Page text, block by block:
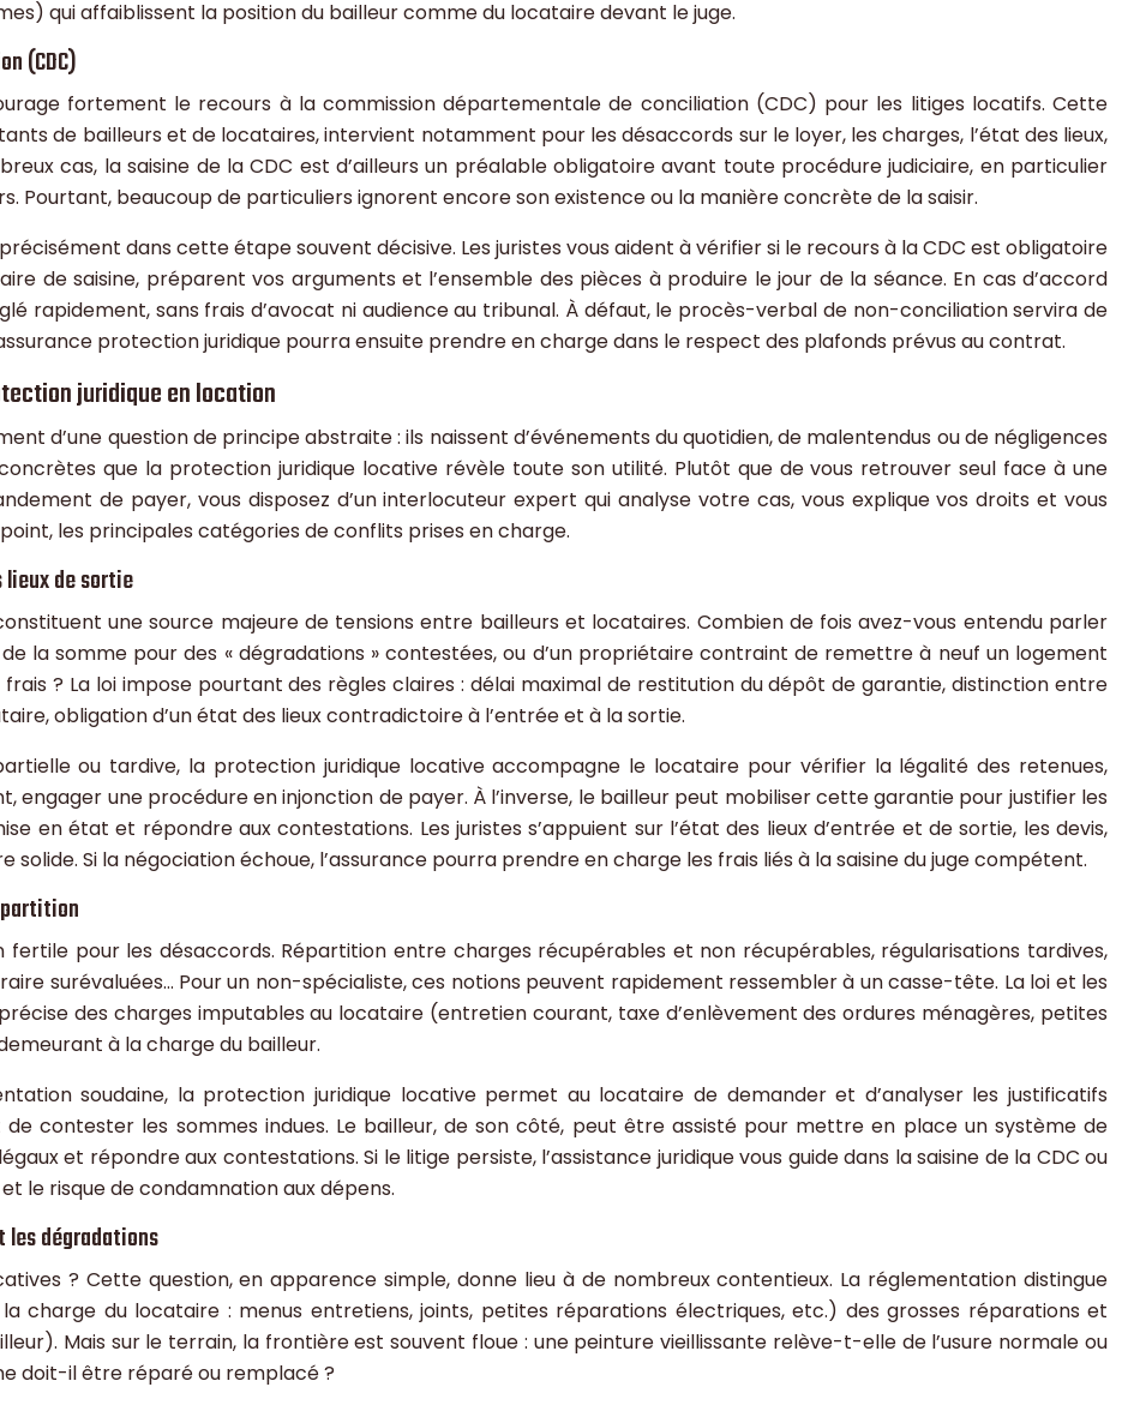
qui affaiblissent la position du bailleur comme du locataire devant le juge.
(CDC)
fortement le recours à la commission départementale de conciliation (CDC) pour les litiges locatifs. Cette
de bailleurs et de locataires, intervient notamment pour les désaccords sur le loyer, les charges, l’état des lieux,
cas, la saisine de la CDC est d’ailleurs un préalable obligatoire avant toute procédure judiciaire, en particulier
Pourtant, beaucoup de particuliers ignorent encore son existence ou la manière concrète de la saisir.
dans cette étape souvent décisive. Les juristes vous aident à vérifier si le recours à la CDC est obligatoire
de saisine, préparent vos arguments et l’ensemble des pièces à produire le jour de la séance. En cas d’accord
rapidement, sans frais d’avocat ni audience au tribunal. À défaut, le procès-verbal de non-conciliation servira de
protection juridique pourra ensuite prendre en charge dans le respect des plafonds prévus au contrat.
juridique en location
d’une question de principe abstraite : ils naissent d’événements du quotidien, de malentendus ou de négligences
que la protection juridique locative révèle toute son utilité. Plutôt que de vous retrouver seul face à une
de payer, vous disposez d’un interlocuteur expert qui analyse votre cas, vous explique vos droits et vous
les principales catégories de conflits prises en charge.
de sortie
une source majeure de tensions entre bailleurs et locataires. Combien de fois avez-vous entendu parler
la somme pour des « dégradations » contestées, ou d’un propriétaire contraint de remettre à neuf un logement
? La loi impose pourtant des règles claires : délai maximal de restitution du dépôt de garantie, distinction entre
obligation d’un état des lieux contradictoire à l’entrée et à la sortie.
ou tardive, la protection juridique locative accompagne le locataire pour vérifier la légalité des retenues,
engager une procédure en injonction de payer. À l’inverse, le bailleur peut mobiliser cette garantie pour justifier les
en état et répondre aux contestations. Les juristes s’appuient sur l’état des lieux d’entrée et de sortie, les devis,
Si la négociation échoue, l’assurance pourra prendre en charge les frais liés à la saisine du juge compétent.
pour les désaccords. Répartition entre charges récupérables et non récupérables, régularisations tardives,
surévaluées… Pour un non-spécialiste, ces notions peuvent rapidement ressembler à un casse-tête. La loi et les
des charges imputables au locataire (entretien courant, taxe d’enlèvement des ordures ménagères, petites
à la charge du bailleur.
soudaine, la protection juridique locative permet au locataire de demander et d’analyser les justificatifs
contester les sommes indues. Le bailleur, de son côté, peut être assisté pour mettre en place un système de
et répondre aux contestations. Si le litige persiste, l’assistance juridique vous guide dans la saisine de la CDC ou
le risque de condamnation aux dépens.
dégradations
? Cette question, en apparence simple, donne lieu à de nombreux contentieux. La réglementation distingue
charge du locataire : menus entretiens, joints, petites réparations électriques, etc.) des grosses réparations et
Mais sur le terrain, la frontière est souvent floue : une peinture vieillissante relève-t-elle de l’usure normale ou
doit-il être réparé ou remplacé ?